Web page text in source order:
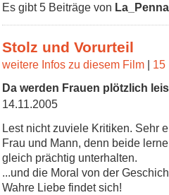
Es gibt 5 Beiträge von La_Penna
Stolz und Vorurteil
weitere Infos zu diesem Film | 15
Da werden Frauen plötzlich
14.11.2005
Lest nicht zuviele Kritiken. Sehr
Frau und Mann, denn beide
gleich prächtig unterhalten.
...und die Moral von der
Wahre Liebe findet sich!